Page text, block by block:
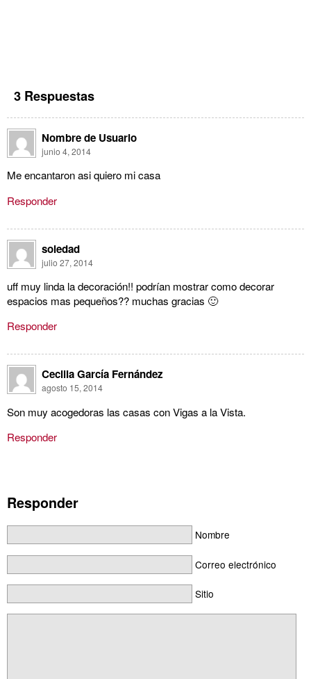
3 Respuestas
Nombre de Usuario
junio 4, 2014
Me encantaron asi quiero mi casa
Responder
soledad
julio 27, 2014
uff muy linda la decoración!! podrían mostrar como decorar
espacios mas pequeños?? muchas gracias 🙂
Responder
Cecilia García Fernández
agosto 15, 2014
Son muy acogedoras las casas con Vigas a la Vista.
Responder
Responder
Nombre
Correo electrónico
Sitio